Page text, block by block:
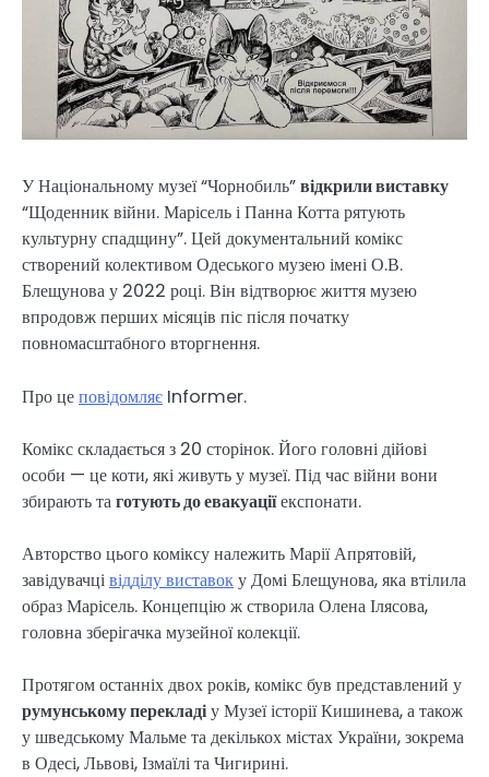
У Національному музеї “Чорнобиль”відкрили виставку
“Щоденник війни. Марісель і Панна Котта рятують
культурну спадщину”. Цей документальний комікс
створений колективом Одеського музею імені О.В.
Блещунова у 2022 році. Він відтворює життя музею
впродовж перших місяців піс після початку
повномасштабного вторгнення.
Про цеповідомляє Informer.
Комікс складається з 20 сторінок. Його головні дійові
особи — це коти, які живуть у музеї. Під час війни вони
збирають таготують до евакуаціїекспонати.
Авторство цього коміксу належить Марії Апрятовій,
завідувачцівідділу виставоку Домі Блещунова, яка втілила
образ Марісель. Концепцію ж створила Олена Ілясова,
головна зберігачка музейної колекції.
Протягом останніх двох років, комікс був представлений у
румунському перекладіу Музеї історії Кишинева, а також
у шведському Мальме та декількох містах України, зокрема
в Одесі, Львові, Ізмаїлі та Чигирині.